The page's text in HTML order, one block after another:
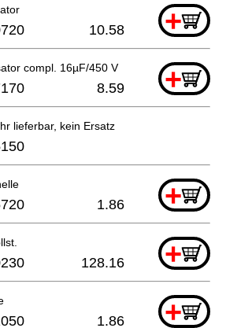
+
10.58
compl. 16µF/450 V +
8.59
lieferbar, kein Ersatz
+
1.86
+
128.16
+
1.86